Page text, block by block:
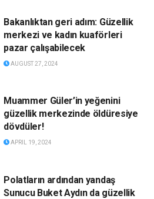
Bakanlıktan geri adım: Güzellik
merkezi ve kadın kuaförleri
pazar çalışabilecek
AUGUST 27, 2024
Muammer Güler’in yeğenini
güzellik merkezinde öldüresiye
dövdüler!
APRIL 19, 2024
Polatların ardından yandaş
Sunucu Buket Aydın da güzellik